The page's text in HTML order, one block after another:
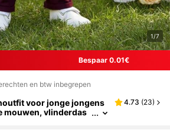
1/7
Bespaar 0.01€
en btw inbegrepen
voor jonge jongens
mouwen, vlinderdas
4.73 (23)